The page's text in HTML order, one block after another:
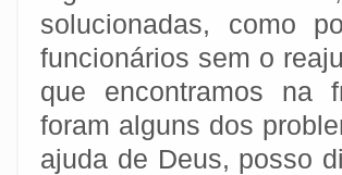
solucionadas, como
funcionários sem o
que encontramos na
foram alguns dos
ajuda de Deus, posso